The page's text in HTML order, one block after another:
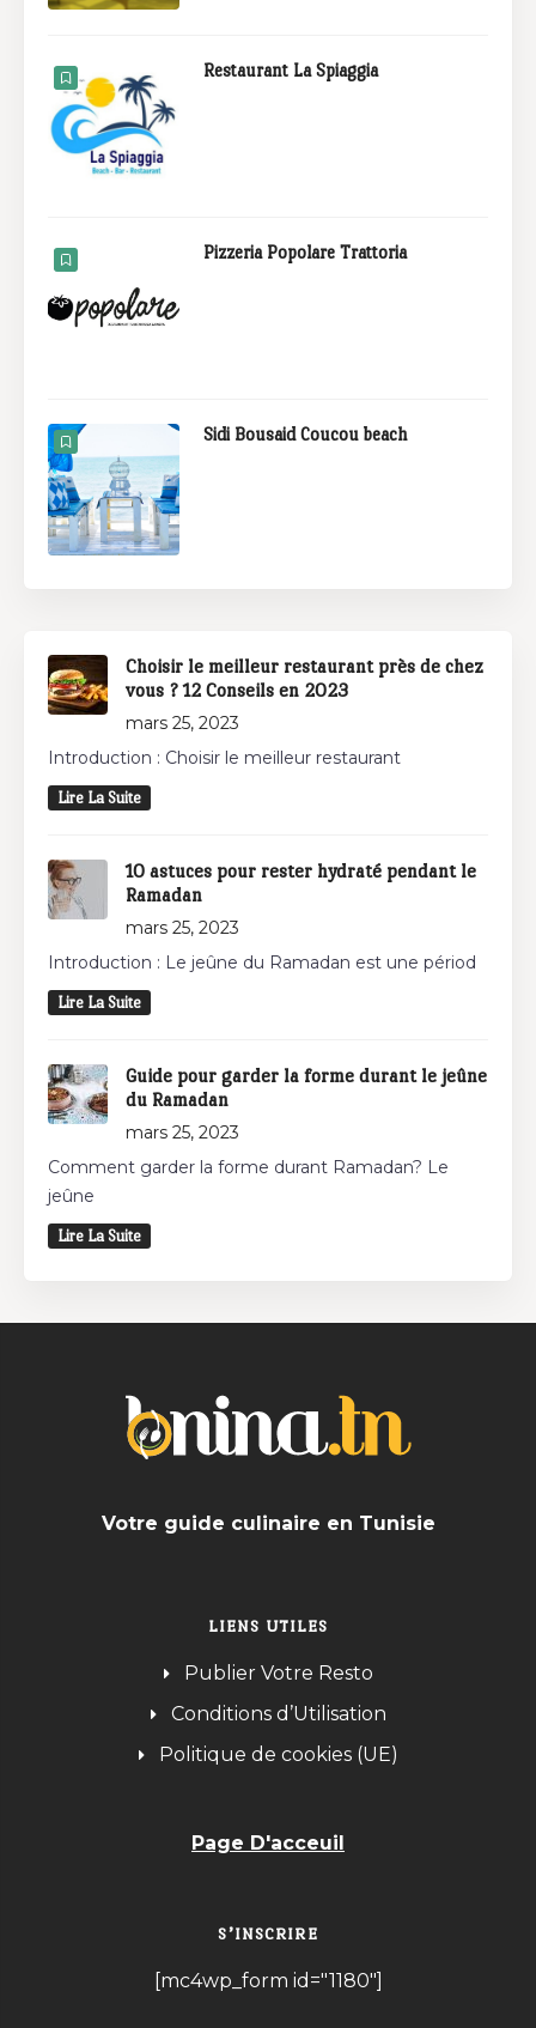
Restaurant La Spiaggia
Pizzeria Popolare Trattoria
Sidi Bousaid Coucou beach
Choisir le meilleur restaurant près de chez
vous ? 12 Conseils en 2023
mars 25, 2023
Introduction : Choisir le meilleur restaurant
Lire La Suite
10 astuces pour rester hydraté pendant le
Ramadan
mars 25, 2023
Introduction : Le jeûne du Ramadan est une périod
Lire La Suite
Guide pour garder la forme durant le jeûne
du Ramadan
mars 25, 2023
Comment garder la forme durant Ramadan? Le
jeûne
Lire La Suite
Votre guide culinaire en Tunisie
LIENS UTILES
Publier Votre Resto
Conditions d’Utilisation
Politique de cookies (UE)
Page D'acceuil
S’INSCRIRE
[mc4wp_form id="1180"]